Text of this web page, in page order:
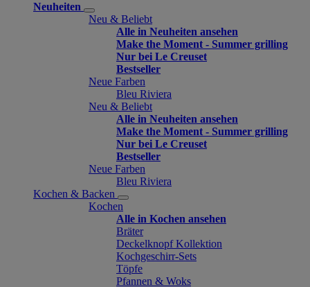
Neuheiten
Neu & Beliebt
Alle in Neuheiten ansehen
Make the Moment - Summer grilling
Nur bei Le Creuset
Bestseller
Neue Farben
Bleu Riviera
Neu & Beliebt
Alle in Neuheiten ansehen
Make the Moment - Summer grilling
Nur bei Le Creuset
Bestseller
Neue Farben
Bleu Riviera
Kochen & Backen
Kochen
Alle in Kochen ansehen
Bräter
Deckelknopf Kollektion
Kochgeschirr-Sets
Töpfe
Pfannen & Woks